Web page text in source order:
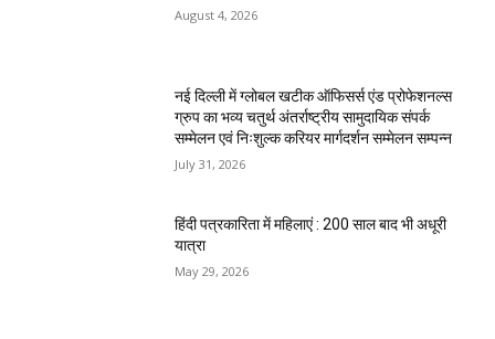
August 4, 2026
नई दिल्ली में ग्लोबल खटीक ऑफिसर्स एंड प्रोफेशनल्स
ग्रुप का भव्य चतुर्थ अंतर्राष्ट्रीय सामुदायिक संपर्क
सम्मेलन एवं निःशुल्क करियर मार्गदर्शन सम्मेलन सम्पन्न
July 31, 2026
हिंदी पत्रकारिता में महिलाएं : 200 साल बाद भी अधूरी
यात्रा
May 29, 2026